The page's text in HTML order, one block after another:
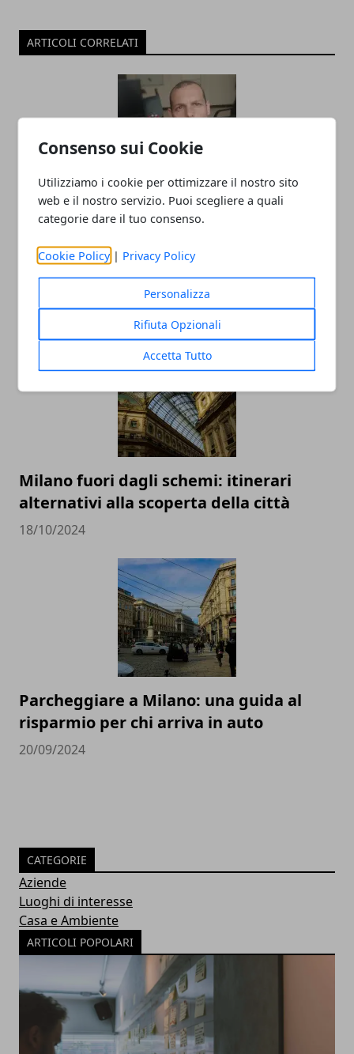
Consenso sui Cookie
Utilizziamo i cookie per ottimizzare il nostro sito
web e il nostro servizio. Puoi scegliere a quali
categorie dare il tuo consenso.
Cookie Policy | Privacy Policy
Personalizza
Rifiuta Opzionali
Accetta Tutto
ARTICOLI CORRELATI
Milano ospita Christian Palladino: il
approda a Story Time su Radio Canale
Italia
11/05/2025
Milano fuori dagli schemi: itinerari
alternativi alla scoperta della città
18/10/2024
Parcheggiare a Milano: una guida al
risparmio per chi arriva in auto
20/09/2024
CATEGORIE
Aziende
Luoghi di interesse
Casa e Ambiente
ARTICOLI POPOLARI